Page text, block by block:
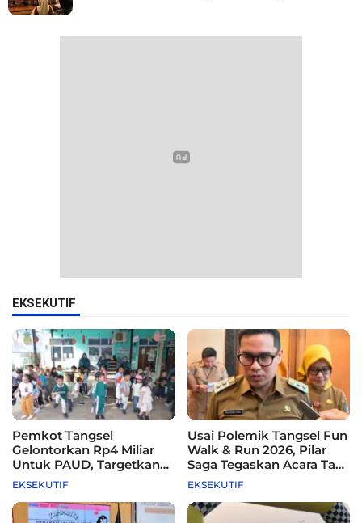
EKSEKUTIF
Pemkot Tangsel
Gelontorkan Rp4 Miliar
Untuk PAUD, Targetkan
115 Sekolah
EKSEKUTIF
Usai Polemik Tangsel Fun
Walk & Run 2026, Pilar
Saga Tegaskan Acara Tak
Difasilitasi Pemkot
EKSEKUTIF